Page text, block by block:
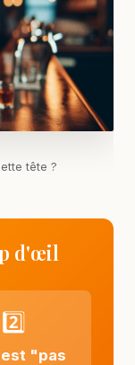
tête ?
d'œil
2️⃣
"pas